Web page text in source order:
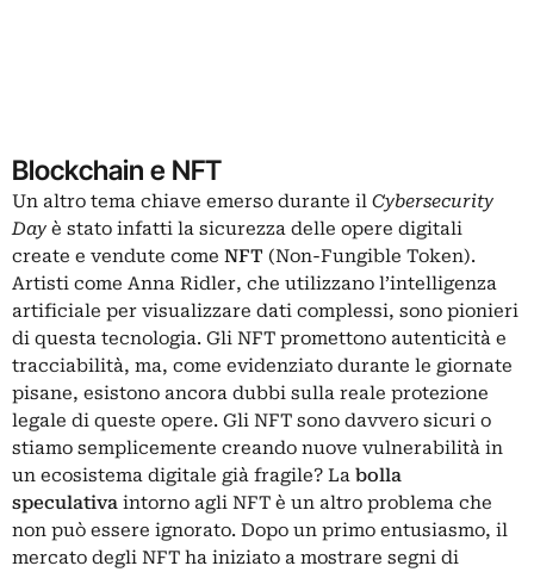
Blockchain e NFT
Un altro tema chiave emerso durante il Cybersecurity
Day è stato infatti la sicurezza delle opere digitali
create e vendute come NFT (Non-Fungible Token).
Artisti come Anna Ridler, che utilizzano l’intelligenza
artificiale per visualizzare dati complessi, sono pionieri
di questa tecnologia. Gli NFT promettono autenticità e
tracciabilità, ma, come evidenziato durante le giornate
pisane, esistono ancora dubbi sulla reale protezione
legale di queste opere. Gli NFT sono davvero sicuri o
stiamo semplicemente creando nuove vulnerabilità in
un ecosistema digitale già fragile? La bolla
speculativa intorno agli NFT è un altro problema che
non può essere ignorato. Dopo un primo entusiasmo, il
mercato degli NFT ha iniziato a mostrare segni di